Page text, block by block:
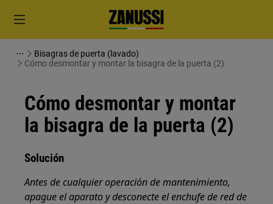
Bisagras de puerta (lavado)
Cómo desmontar y montar la bisagra de la puerta (2)
Cómo desmontar y montar
la bisagra de la puerta (2)
Solución
Antes de cualquier operación de mantenimiento,
apague el aparato y desconecte el enchufe de red de